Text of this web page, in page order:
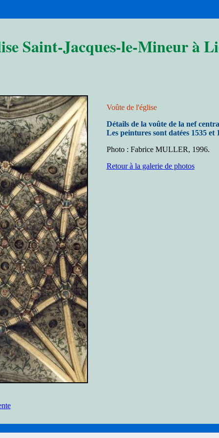
Saint-Jacques-le-Mineur à
Voûte de l'église
Détails de la voûte de la nef
Les peintures sont datées 1535 et
Photo : Fabrice MULLER, 1996.
Retour à la galerie de photos